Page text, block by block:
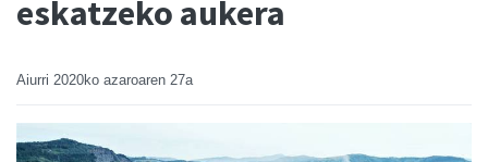
eskatzeko aukera
Aiurri 2020ko azaroaren 27a